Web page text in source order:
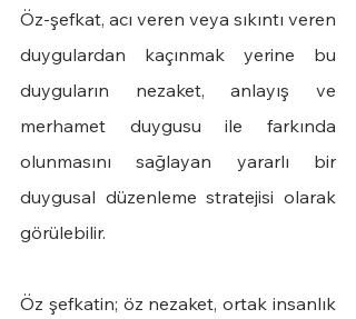
Öz-şefkat, acı veren veya sıkıntı veren
duygulardan kaçınmak yerine bu
duyguların nezaket, anlayış ve
merhamet duygusu ile farkında
olunmasını sağlayan yararlı bir
duygusal düzenleme stratejisi olarak
görülebilir.
Öz şefkatin; öz nezaket, ortak insanlık